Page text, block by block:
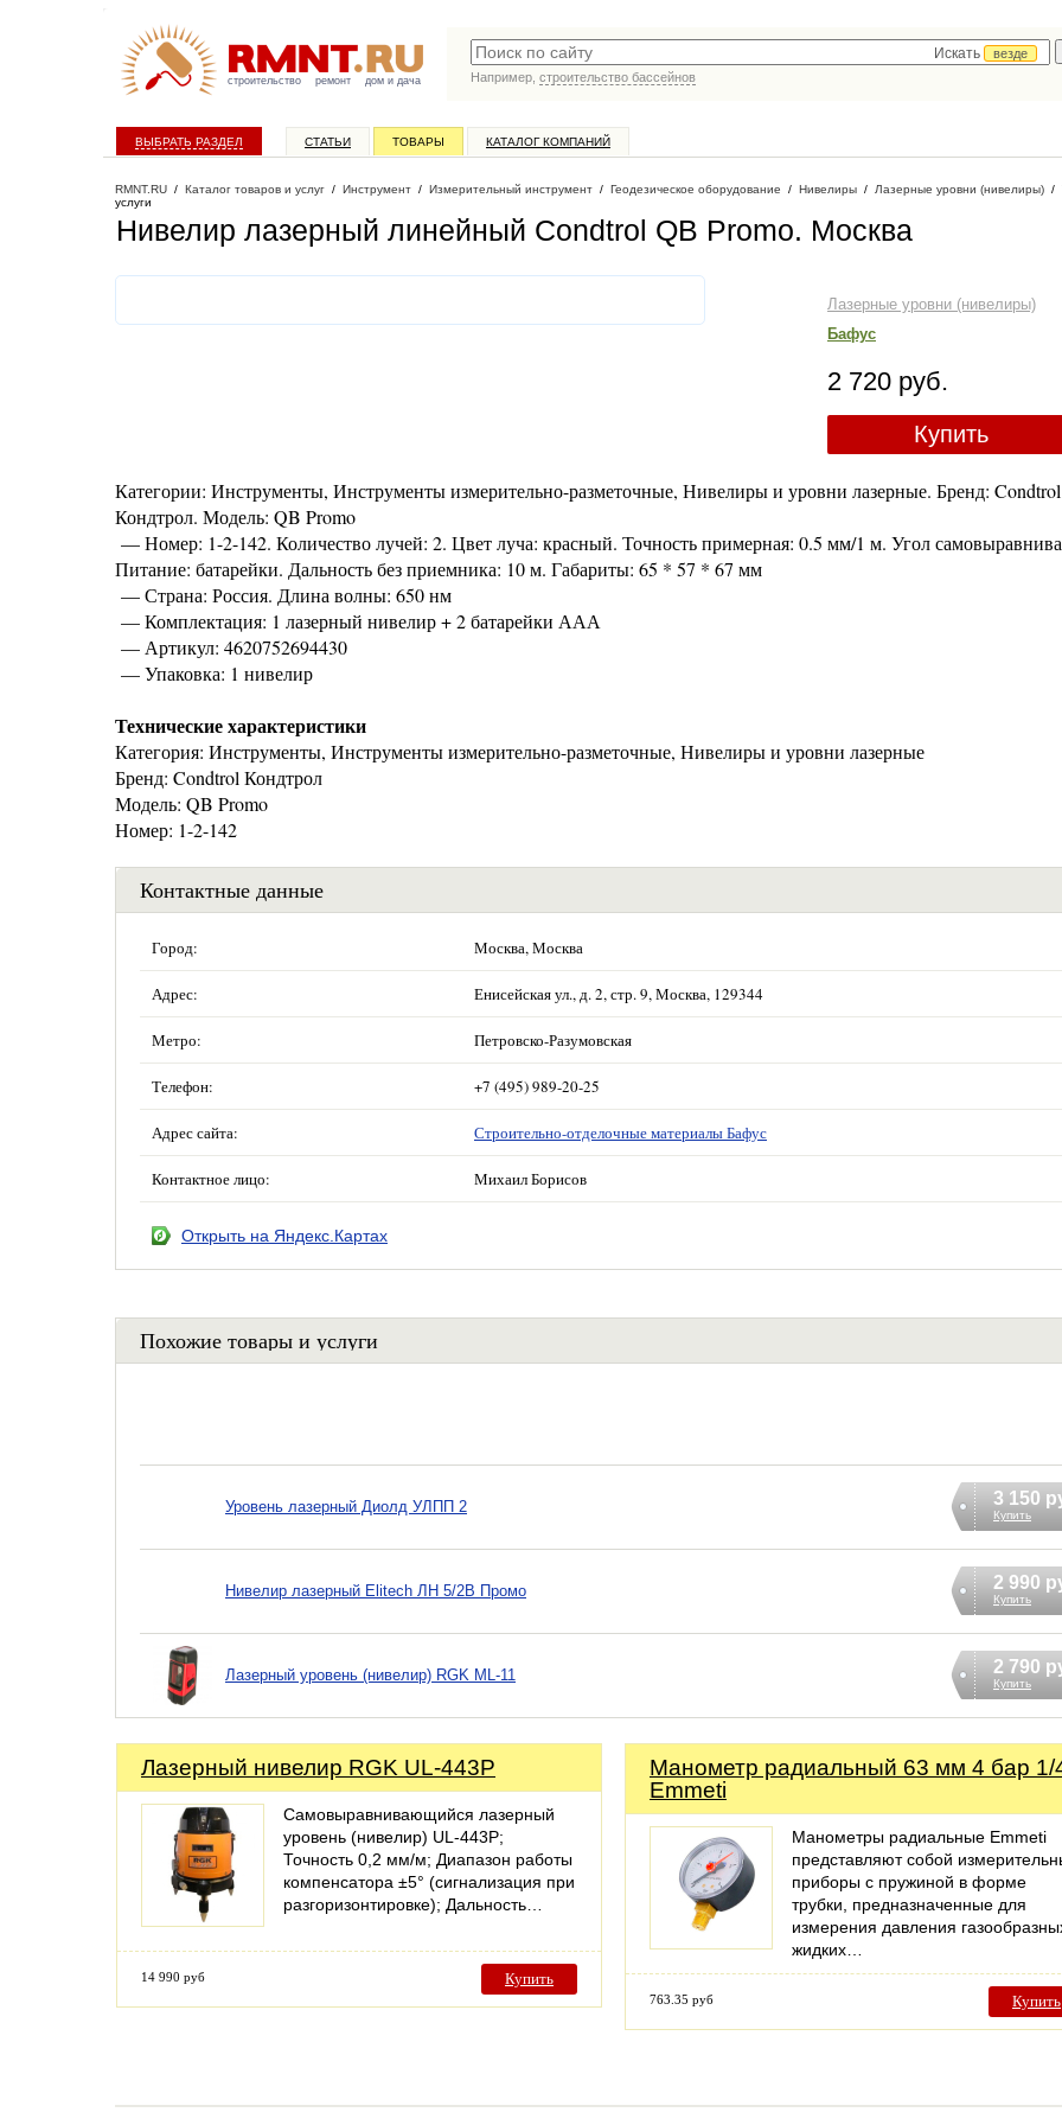
строительство ремонт дом и дача
Искать
везде
Например, строительство бассейнов
ВЫБРАТЬ РАЗДЕЛ СТАТЬИ ТОВАРЫ КАТАЛОГ КОМПАНИЙ
RMNT.RU / Каталог товаров и услуг / Инструмент / Измерительный инструмент / Геодезическое оборудование / Нивелиры / Лазерные уровни (нивелиры) /
услуги
Нивелир лазерный линейный Condtrol QB Promo. Москва
Лазерные уровни (нивелиры)
Бафус
2 720 руб.
Купить
Категории: Инструменты, Инструменты измерительно-разметочные, Нивелиры и уровни лазерные. Бренд: Condtrol
Кондтрол. Модель: QB Promo
— Номер: 1-2-142. Количество лучей: 2. Цвет луча: красный. Точность примерная: 0.5 мм/1 м. Угол
Питание: батарейки. Дальность без приемника: 10 м. Габариты: 65 * 57 * 67 мм
— Страна: Россия. Длина волны: 650 нм
— Комплектация: 1 лазерный нивелир + 2 батарейки ААА
— Артикул: 4620752694430
— Упаковка: 1 нивелир
Технические характеристики
Категория: Инструменты, Инструменты измерительно-разметочные, Нивелиры и уровни лазерные
Бренд: Condtrol Кондтрол
Модель: QB Promo
Номер: 1-2-142
Контактные данные
Город: Москва, Москва
Адрес: Енисейская ул., д. 2, стр. 9, Москва, 129344
Метро: Петровско-Разумовская
Телефон: +7 (495) 989-20-25
Адрес сайта: Строительно-отделочные материалы Бафус
Контактное лицо: Михаил Борисов
Открыть на Яндекс.Картах
Похожие товары и услуги
Уровень лазерный Диолд УЛПП 2 3 150
Купить
Нивелир лазерный Elitech ЛН 5/2В Промо 2 990
Купить
Лазерный уровень (нивелир) RGK ML-11 2 790
Купить
Лазерный нивелир RGK UL-443P
Cамовыравнивающийся лазерный
уровень (нивелир) UL-443P;
Точность 0,2 мм/м; Диапазон работы
компенсатора ±5° (сигнализация при
разгоризонтировке); Дальность…
14 990 руб Купить
Манометр радиальный 63 мм 4 бар 1/
Emmeti
Манометры радиальные Emmeti
представляют собой
приборы с пружиной в форме
трубки, предназначенные для
измерения давления
жидких…
763.35 руб Купить